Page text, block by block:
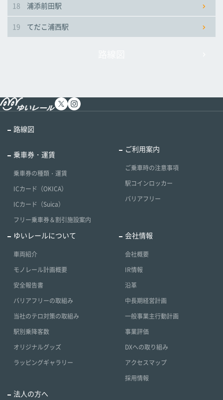
18 浦添前田駅
19 てだこ浦西駅
路線図
乗車券・運賃
乗車券の種類・運賃
ICカード（OKICA）
ICカード（Suica）
フリー乗車券＆割引施設案内
ご利用案内
ご乗車時の注意事項
駅コインロッカー
バリアフリー
ゆいレールについて
車両紹介
モノレール計画概要
安全報告書
バリアフリーの取組み
当社のテロ対策の取組み
駅別乗降客数
オリジナルグッズ
ラッピングギャラリー
会社情報
会社概要
IR情報
沿革
中長期経営計画
一般事業主行動計画
事業評価
DXへの取り組み
アクセスマップ
採用情報
法人の方へ